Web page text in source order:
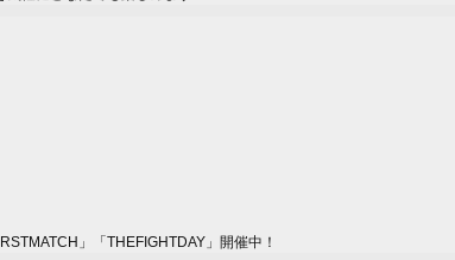
」「THEFIGHTDAY」開催中！